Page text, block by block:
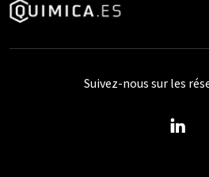
Suivez-nous sur les